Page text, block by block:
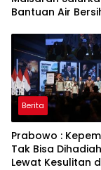
Bantuan Air
Babakan
Berita
Prabowo :
Tak Bisa
Lewat Kesulitan